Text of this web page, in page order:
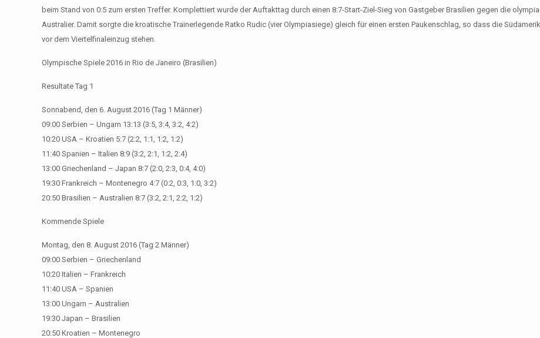
beim Stand von 0:5 zum ersten Treffer. Komplettiert wurde der Auftakttag durch einen 8:7-Start-Ziel-Sieg von Gastgeber Brasilien gegen die
Australier. Damit sorgte die kroatische Trainerlegende Ratko Rudic (vier Olympiasiege) gleich für einen ersten Paukenschlag, so dass die
vor dem Viertelfinaleinzug stehen.
Olympische Spiele 2016 in Rio de Janeiro (Brasilien)
Resultate Tag 1
Sonnabend, den 6. August 2016 (Tag 1 Männer)
09:00 Serbien – Ungarn 13:13 (3:5, 3:4, 3:2, 4:2)
10:20 USA – Kroatien 5:7 (2:2, 1:1, 1:2, 1:2)
11:40 Spanien – Italien 8:9 (3:2, 2:1, 1:2, 2:4)
13:00 Griechenland – Japan 8:7 (2:0, 2:3, 0:4, 4:0)
19:30 Frankreich – Montenegro 4:7 (0:2, 0:3, 1:0, 3:2)
20:50 Brasilien – Australien 8:7 (3:2, 2:1, 2:2, 1:2)
Kommende Spiele
Montag, den 8. August 2016 (Tag 2 Männer)
09:00 Serbien – Griechenland
10:20 Italien – Frankreich
11:40 USA – Spanien
13:00 Ungarn – Australien
19:30 Japan – Brasilien
20:50 Kroatien – Montenegro